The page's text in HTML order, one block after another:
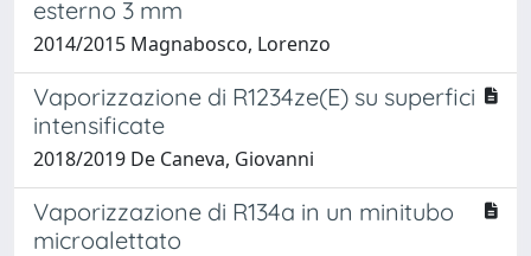
esterno 3 mm
2014/2015 Magnabosco, Lorenzo
Vaporizzazione di R1234ze(E) su superfici
intensificate
2018/2019 De Caneva, Giovanni
Vaporizzazione di R134a in un minitubo
microalettato